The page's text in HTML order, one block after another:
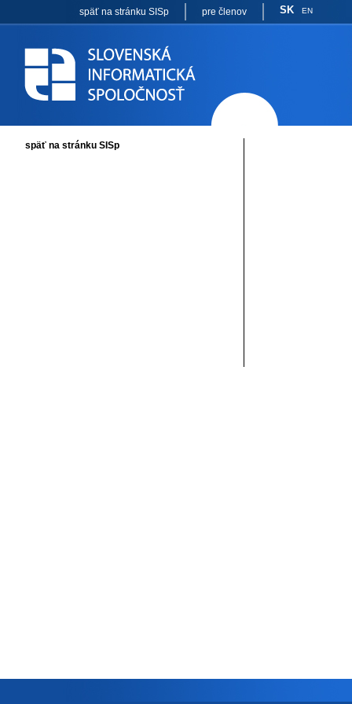
späť na stránku SISp pre členov SK EN
späť na stránku SISp